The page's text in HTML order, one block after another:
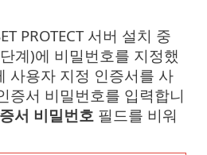
PROTECT 서버 설치 중
계)에 비밀번호를 지정했
사용자 지정 인증서를 사
증서 비밀번호를 입력합니
서 비밀번호 필드를 비워